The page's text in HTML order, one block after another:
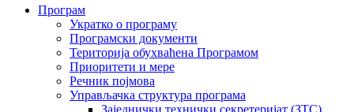
Програм
Укратко о програму
Програмски документи
Територија обухваћена Програмом
Приоритети и мере
Речник појмова
Управљачка структура програма
Заједнички технички секретеријат (ЗТС)